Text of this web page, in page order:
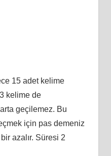
15 adet kelime
kelime de
geçilemez. Bu
için pas demeniz
bir azalır. Süresi 2